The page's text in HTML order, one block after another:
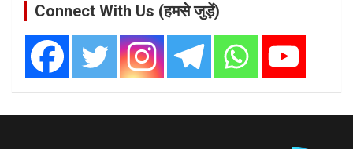
Connect With Us (हमसे जुड़ें)